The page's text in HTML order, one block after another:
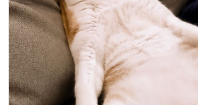
数
ス
ト
数
ね
数